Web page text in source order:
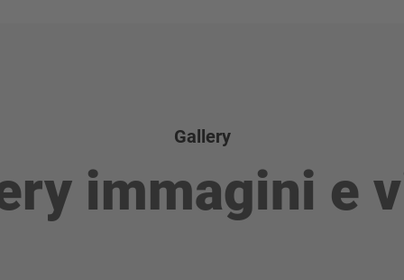
Gallery
immagini e